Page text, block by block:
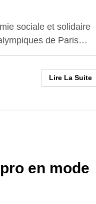
sociale et solidaire
de Paris…
Lire La Suite
en mode